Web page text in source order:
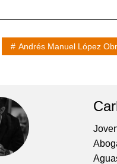
Andrés Manuel López